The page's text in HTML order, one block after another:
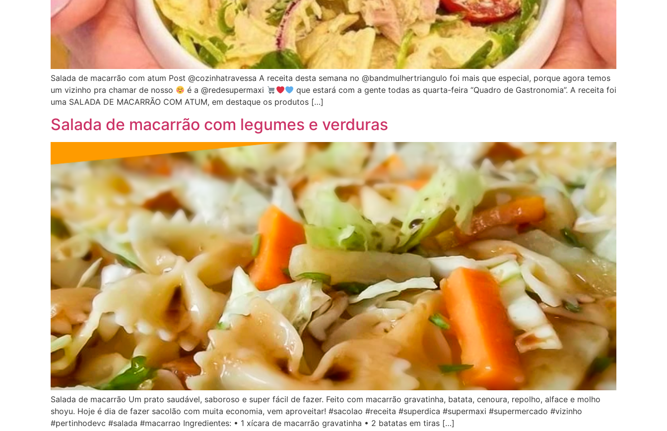
Salada de macarrão com atum Post @cozinhatravessa A receita desta semana no @bandmulhertriangulo foi mais que especial, porque agora temos
um vizinho pra chamar de nosso
é a @redesupermaxi
que estará com a gente todas as quarta-feira “Quadro de Gastronomia”. A receita foi
uma SALADA DE MACARRÃO COM ATUM, em destaque os produtos […]
Salada de macarrão com legumes e verduras
Salada de macarrão Um prato saudável, saboroso e super fácil de fazer. Feito com macarrão gravatinha, batata, cenoura, repolho, alface e molho
shoyu. Hoje é dia de fazer sacolão com muita economia, vem aproveitar! #sacolao #receita #superdica #supermaxi #supermercado #vizinho
#pertinhodevc #salada #macarrao Ingredientes: • 1 xícara de macarrão gravatinha • 2 batatas em tiras […]